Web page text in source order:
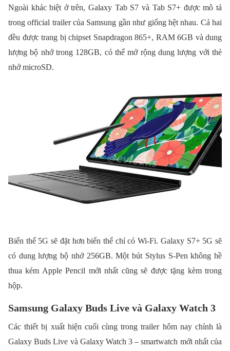
Ngoài khác biệt ở trên, Galaxy Tab S7 và Tab S7+ được mô tả
trong official trailer của Samsung gần như giống hệt nhau. Cả hai
đều được trang bị chipset Snapdragon 865+, RAM 6GB và dung
lượng bộ nhớ trong 128GB, có thể mở rộng dung lượng với thẻ
nhớ microSD.
Biến thể 5G sẽ đặt hơn biến thể chỉ có Wi-Fi. Galaxy S7+ 5G sẽ
có dung lượng bộ nhớ 256GB. Một bút Stylus S-Pen không hề
thua kém Apple Pencil mới nhất cũng sẽ được tặng kèm trong
hộp.
Samsung Galaxy Buds Live và Galaxy Watch 3
Các thiết bị xuất hiện cuối cùng trong trailer hôm nay chính là
Galaxy Buds Live và Galaxy Watch 3 – smartwatch mới nhất của